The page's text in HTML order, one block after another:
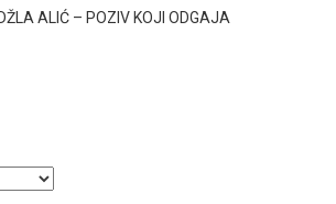
ALIĆ – POZIV KOJI ODGAJA